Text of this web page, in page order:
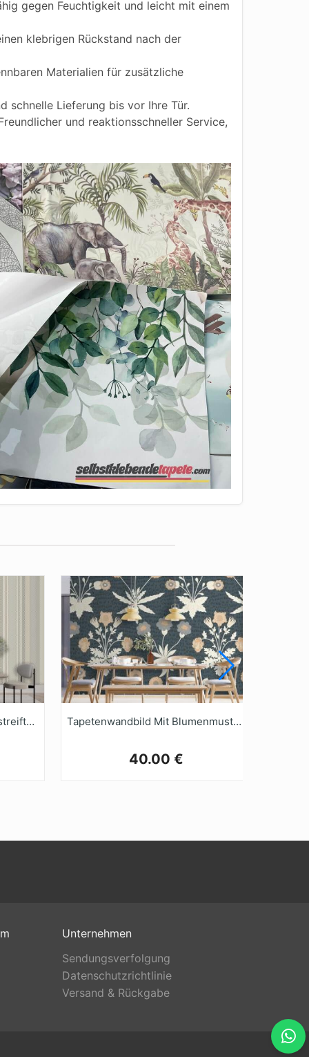
gegen Feuchtigkeit und leicht mit einem
klebrigen Rückstand nach der
Materialien für zusätzliche
schnelle Lieferung bis vor Ihre Tür.
und reaktionsschneller Service,
Tapetenwandbild Trendy Gestreiftes Vintage Tapetenwandbild Mit Blumenmuster Für Das Esszimmer
40.00 €
Unternehmen
Sendungsverfolgung
Datenschutzrichtlinie
Versand & Rückgabe